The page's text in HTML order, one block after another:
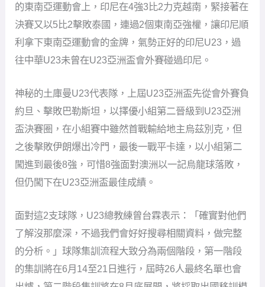
的東南亞運動會上，印尼在4強3比2力克越南，緊接著在
決賽又以5比2擊敗泰國，連過2個東南亞強權，讓印尼順
利拿下東南亞運動會的金牌，氣勢正好的印尼U23，過
往中華U23未曾在U23亞洲盃會外賽碰過印尼。
神秘的土庫曼U23代表隊，上屆U23亞洲盃先從會外賽負
約旦、擊敗巴勒斯坦，以擇優小組第二晉級到U23亞洲
盃決賽圈，在小組賽中雖然首戰輸給地主烏茲別克，但
之後擊敗伊朗爆出冷門，最後一戰平卡達，以小組第二
闖進到最後8強，可惜8強面對澳洲以一記烏龍球落敗，
但仍闖下在U23亞洲盃最佳成績。
面對這2支球隊，U23總教練曾台霖表示：「確實對他們
了解沒那麼深，不過我們會好好搜尋相關資料，做完整
的分析。」球隊集訓流程大致分為兩個階段，第一階段
的集訓將在6月14至21日進行，屆時26人最終名單也會